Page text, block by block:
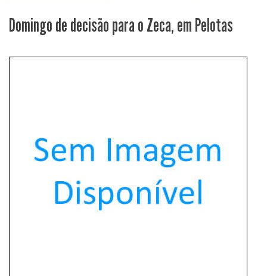
Domingo de decisão para o Zeca, em Pelotas